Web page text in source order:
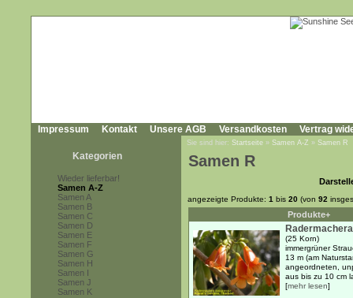
Impressum Kontakt Unsere AGB Versandkosten Vertrag
Kategorien
Wieder lieferbar!
Samen A-Z
Samen A
Samen B
Samen C
Samen D
Samen E
Samen F
Samen G
Samen H
Samen I
Samen J
Samen K
Sie sind hier: Startseite » Samen A-Z » Samen R
Samen R
angezeigte Produkte: 1 bis 20 (von 92
Produkte+
(25 Korn)
immergrüner
13 m (am
angeordneten,
aus bis zu 10 cm
[mehr lesen]